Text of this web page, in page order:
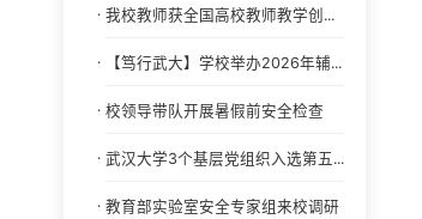
· 我校教师获全国高校教师教学创...
· 【笃行武大】学校举办2026年辅...
· 校领导带队开展暑假前安全检查
· 武汉大学3个基层党组织入选第五...
· 教育部实验室安全专家组来校调研